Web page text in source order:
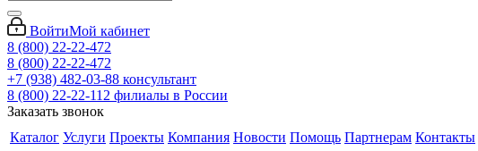
ВойтиМой кабинет
8 (800) 22-22-472
8 (800) 22-22-472
+7 (938) 482-03-88 консультант
8 (800) 22-22-112 филиалы в России
Заказать звонок
Каталог Услуги Проекты Компания Новости Помощь Партнерам Контакты